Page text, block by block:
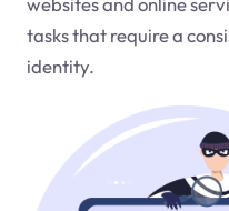
tasks that require a
identity.